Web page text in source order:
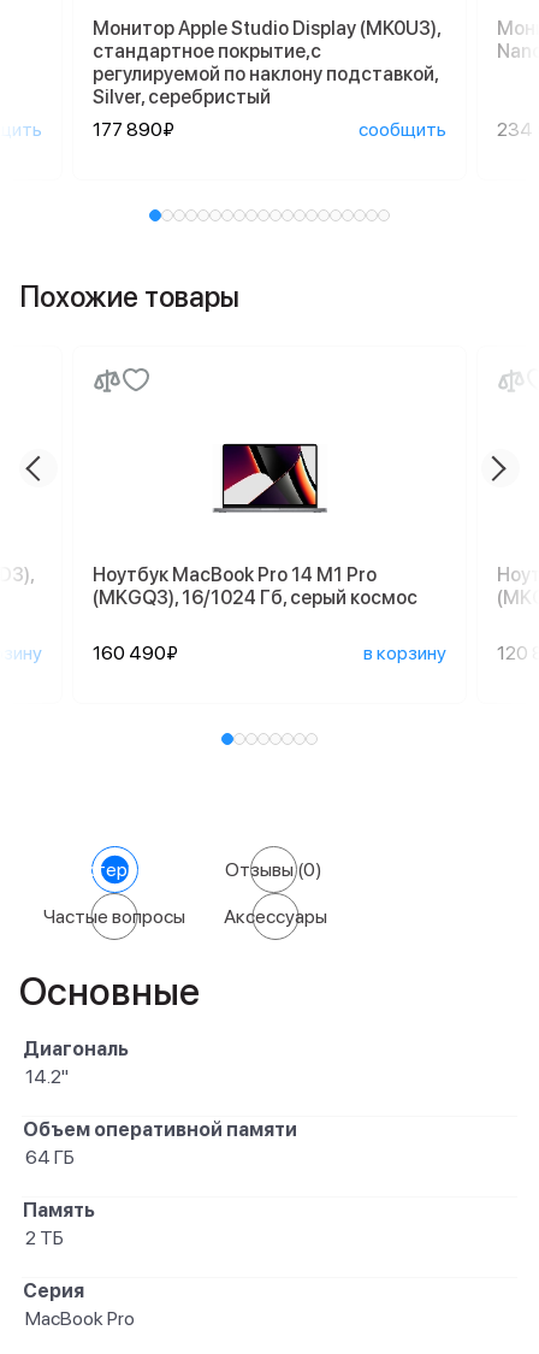
Монитор Apple Studio Display (MK0U3),
стандартное покрытие,с
регулируемой по наклону подставкой,
Silver, серебристый
177 890₽
сообщить 234
Похожие товары
Ноутбук MacBook Pro 14 M1 Pro
(MKGQ3), 16/1024 Гб, серый космос
160 490₽ в корзину 120
Характеристики Отзывы(0)
Частые вопросы Аксессуары
Основные
Диагональ
14.2"
Объем оперативной памяти
64 ГБ
Память
2 ТБ
Серия
MacBook Pro